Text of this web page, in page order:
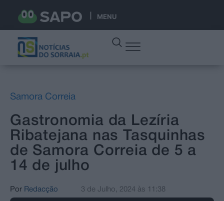
MENU
Samora Correia
Gastronomia da Lezíria
Ribatejana nas Tasquinhas
de Samora Correia de 5 a
14 de julho
Por Redacção 3 de Julho, 2024 às 11:38